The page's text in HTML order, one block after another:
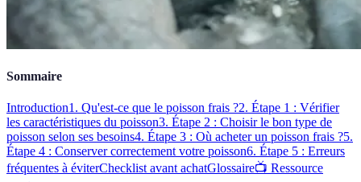
Sommaire
Introduction1. Qu'est-ce que le poisson frais ?2. Étape 1 : Vérifier
les caractéristiques du poisson3. Étape 2 : Choisir le bon type de
poisson selon ses besoins4. Étape 3 : Où acheter un poisson frais ?5.
Étape 4 : Conserver correctement votre poisson6. Étape 5 : Erreurs
fréquentes à éviterChecklist avant achatGlossaire📺 Ressource